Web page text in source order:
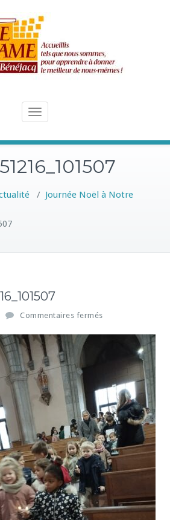
Toggle
/ Journée Noël à Notre
Commentaires fermés
_
2
0
2
5
1
2
1
6
_
1